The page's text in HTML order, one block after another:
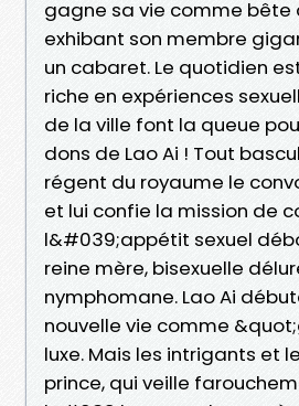
gagne sa vie comme bête
exhibant son membre
un cabaret. Le quotidien
riche en expériences
de la ville font la queue
dons de Lao Ai ! Tout
régent du royaume le
et lui confie la mission de
l&#039;appétit sexuel
reine mère, bisexuelle
nymphomane. Lao Ai
nouvelle vie comme
luxe. Mais les intrigants et
prince, qui veille